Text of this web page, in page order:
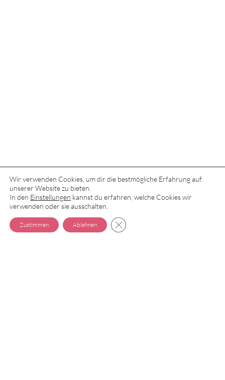
Wir verwenden Cookies, um dir die bestmögliche Erfahrung auf
unserer Website zu bieten.
In den Einstellungen kannst du erfahren, welche Cookies wir
verwenden oder sie ausschalten.
Zustimmen Ablehnen GDPR COOKIE-BANNER